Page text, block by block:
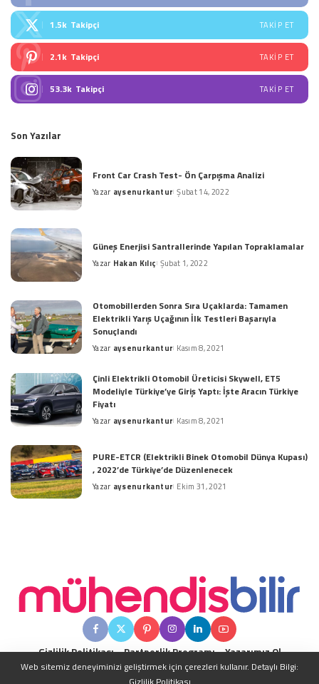
1.5k Takipçi TAKIP ET
2.1k Takipçi TAKIP ET
53.3k Takipçi TAKIP ET
Son Yazılar
Front Car Crash Test- Ön Çarpışma Analizi
Posted
Yazar aysenurkantur Şubat 14, 2022
Güneş Enerjisi Santrallerinde Yapılan Topraklamalar
Posted
Yazar Hakan Kılıç Şubat 1, 2022
Otomobillerden Sonra Sıra Uçaklarda: Tamamen
Elektrikli Yarış Uçağının İlk Testleri Başarıyla
Sonuçlandı
Posted
Yazar aysenurkantur Kasım 8, 2021
Çinli Elektrikli Otomobil Üreticisi Skywell, ET5
Modeliyle Türkiye’ye Giriş Yaptı: İşte Aracın Türkiye
Fiyatı
Posted
Yazar aysenurkantur Kasım 8, 2021
PURE-ETCR (Elektrikli Binek Otomobil Dünya Kupası)
, 2022’de Türkiye’de Düzenlenecek
Posted
Yazar aysenurkantur Ekim 31, 2021
Gizlilik Politikası Partnerlik Programı Yazarımız Ol
Web sitemiz deneyiminizi geliştirmek için çerezleri kullanır. Detaylı Bilgi: